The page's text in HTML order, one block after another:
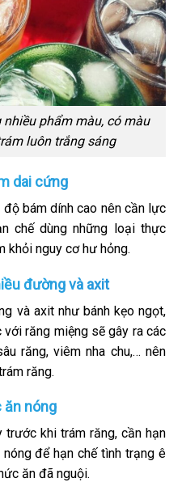
phẩm màu, có màu
luôn trắng sáng
dai cứng
bám dính cao nên cần lực
chế dùng những loại thực
khỏi nguy cơ hư hỏng.
đường và axit
và axit như bánh kẹo ngọt,
răng miệng sẽ gây ra các
răng, viêm nha chu,… nên
răng.
ăn nóng
khi trám răng, cần hạn
để hạn chế tình trạng ê
ăn đã nguội.